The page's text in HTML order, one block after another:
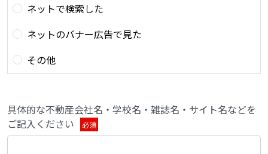
ネットで検索した
ネットのバナー広告で見た
その他
具体的な不動産会社名・学校名・雑誌名・サイト名などを
ご記入ください
必須